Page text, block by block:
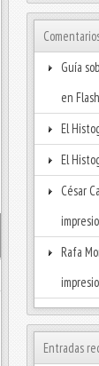
Guía
en
El
El
César
Rafa
Entradas